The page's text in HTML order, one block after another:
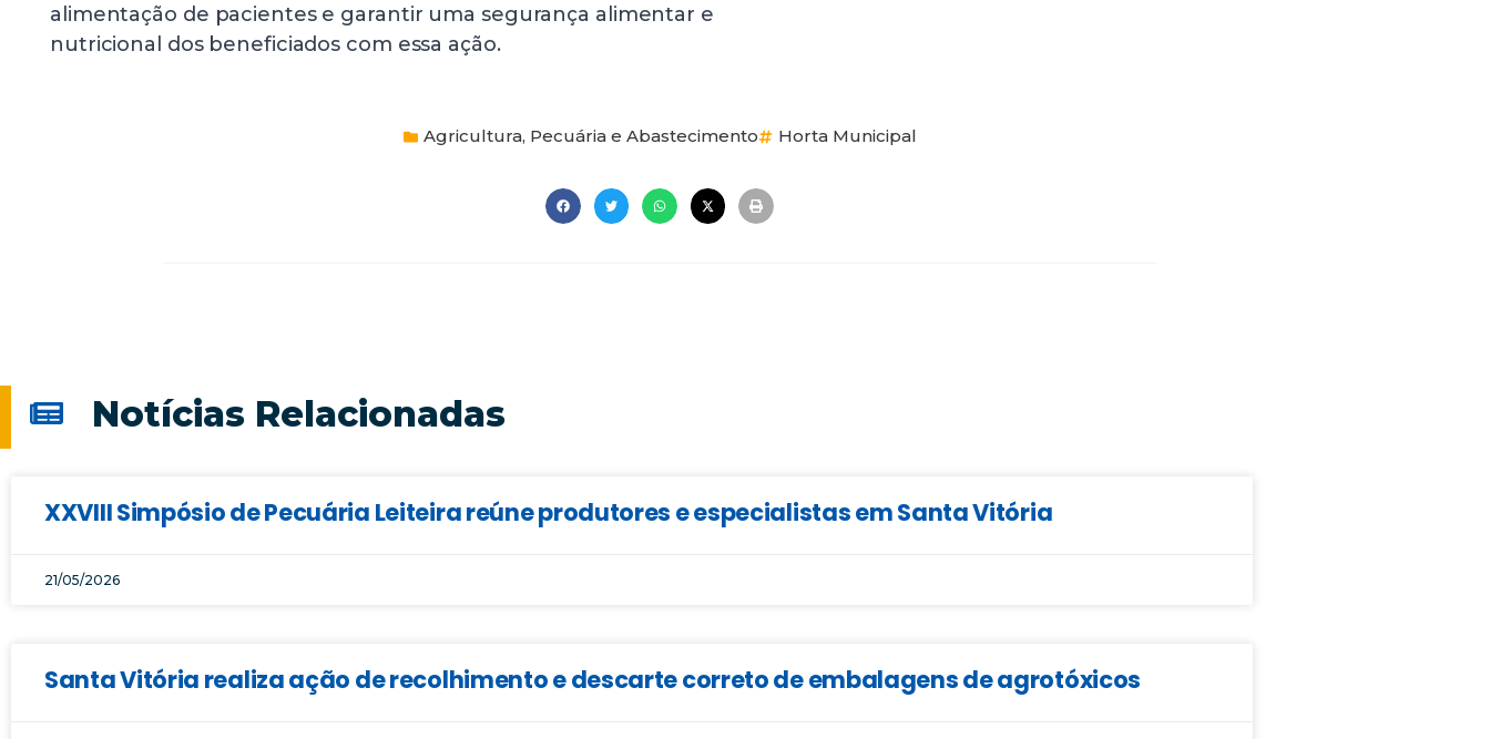
alimentação de pacientes e garantir uma segurança alimentar e
nutricional dos beneficiados com essa ação.
Agricultura, Pecuária e Abastecimento Horta Municipal
Notícias Relacionadas
XXVIII Simpósio de Pecuária Leiteira reúne produtores e especialistas em Santa Vitória
21/05/2026
Santa Vitória realiza ação de recolhimento e descarte correto de embalagens de agrotóxicos